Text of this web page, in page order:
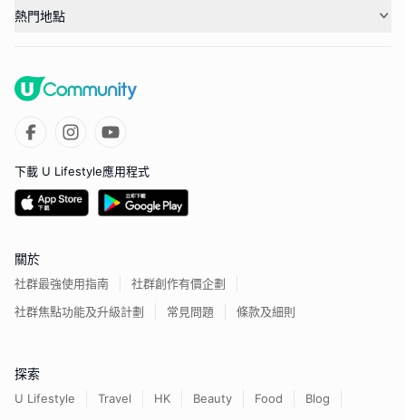
熱門地點
下載 U Lifestyle應用程式
關於
社群最強使用指南
社群創作有價企劃
社群焦點功能及升級計劃
常見問題 條款及細則
探索
U Lifestyle Travel HK Beauty Food
Blog